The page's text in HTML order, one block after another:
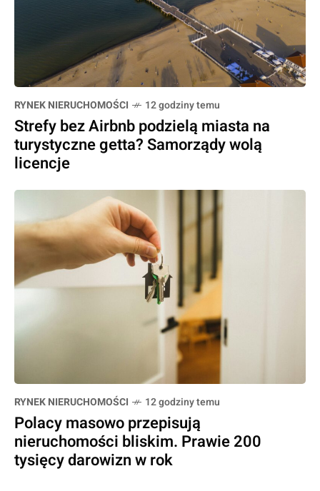
RYNEK NIERUCHOMOŚCI 12 godziny temu
Strefy bez Airbnb podzielą miasta na
turystyczne getta? Samorządy wolą
licencje
RYNEK NIERUCHOMOŚCI 12 godziny temu
Polacy masowo przepisują
nieruchomości bliskim. Prawie 200
tysięcy darowizn w rok